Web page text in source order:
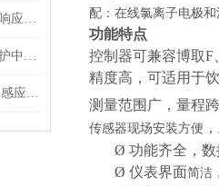
深入解析发酵过程溶氧电极的响应机制与膜渗透特性
硅酸盐在线监测在反渗透膜保护中的应用：结垢预警与阻垢剂加药联动
“频繁校准”到“6个月免维护”：感应式传感器如何革新运维？
配：在线氯离子电极
功能特点
控制器可兼容博取F
精度高，可适用于
测量范围广，量程
传感器现场安装方便 ，
Ø 功能齐全，
Ø 仪表界面简洁